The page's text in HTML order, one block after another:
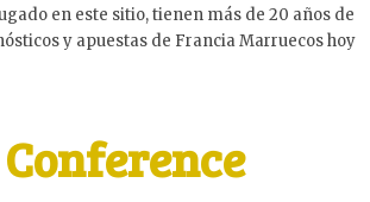
en este sitio, tienen más de 20 años de
y apuestas de Francia Marruecos hoy